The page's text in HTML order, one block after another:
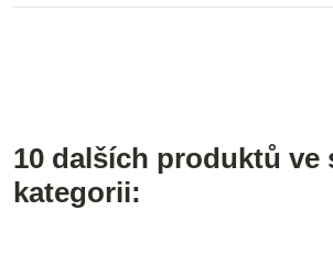
10 dalších produktů ve
kategorii: